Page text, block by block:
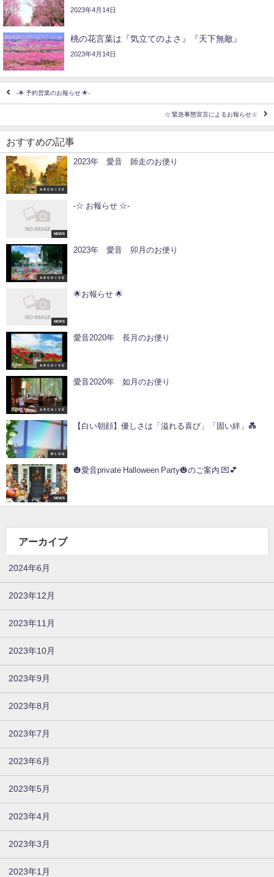
2023年4月14日
桃の花言葉は『気立てのよさ』『天下無敵』
2023年4月14日
-🌟 予約営業のお報らせ 🌟-
☆ 緊急事態宣言によるお報らせ☆
おすすめの記事
ＡＲＣＨＩＶＥ
2023年 愛音 師走のお便り
NEWS
-☆ お報らせ ☆-
ＡＲＣＨＩＶＥ
2023年 愛音 卯月のお便り
NEWS
🌟お報らせ 🌟
ＡＲＣＨＩＶＥ
愛音2020年 長月のお便り
ＡＲＣＨＩＶＥ
愛音2020年 如月のお便り
ＢＬＯＧ
【白い朝顔】優しさは「溢れる喜び」「固い絆」💑
NEWS
🎃愛音private Halloween Party🎃のご案内 💌💕
アーカイブ
2024年6月
2023年12月
2023年11月
2023年10月
2023年9月
2023年8月
2023年7月
2023年6月
2023年5月
2023年4月
2023年3月
2023年1月